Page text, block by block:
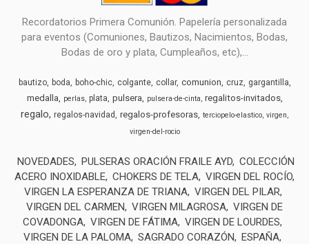
Recordatorios Primera Comunión. Papelería personalizada
para eventos (Comuniones, Bautizos, Nacimientos, Bodas,
Bodas de oro y plata, Cumpleaños, etc),...
bautizo boda boho-chic colgante collar comunion cruz gargantilla
medalla perlas plata pulsera pulsera-de-cinta regalitos-invitados
regalo regalos-navidad regalos-profesoras terciopelo-elastico virgen
virgen-del-rocio
NOVEDADES PULSERAS ORACIÓN FRAILE AYD COLECCIÓN
ACERO INOXIDABLE CHOKERS DE TELA VIRGEN DEL ROCÍO
VIRGEN LA ESPERANZA DE TRIANA VIRGEN DEL PILAR
VIRGEN DEL CARMEN
VIRGEN MILAGROSA VIRGEN DE
COVADONGA VIRGEN DE FÁTIMA VIRGEN DE LOURDES
VIRGEN DE LA PALOMA SAGRADO CORAZÓN
ESPAÑA